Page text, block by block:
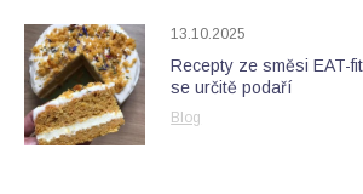
13.10.2025
Recepty ze směsi EAT-
se určitě podaří
Blog